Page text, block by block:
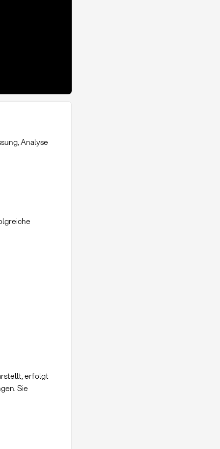
Analyse
erfolgt
Sie